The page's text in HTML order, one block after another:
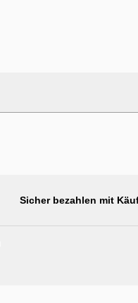
Sicher bezahlen mit